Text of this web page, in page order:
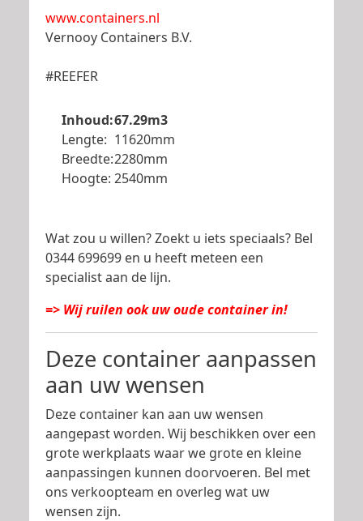
www.containers.nl
Vernooy Containers B.V.
#REEFER
Inhoud:67.29m3
Lengte: 11620mm
Breedte:2280mm
Hoogte: 2540mm
Wat zou u willen? Zoekt u iets speciaals? Bel
0344 699699 en u heeft meteen een
specialist aan de lijn.
=> Wij ruilen ook uw oude container in!
Deze container aanpassen
aan uw wensen
Deze container kan aan uw wensen
aangepast worden. Wij beschikken over een
grote werkplaats waar we grote en kleine
aanpassingen kunnen doorvoeren. Bel met
ons verkoopteam en overleg wat uw
wensen zijn.